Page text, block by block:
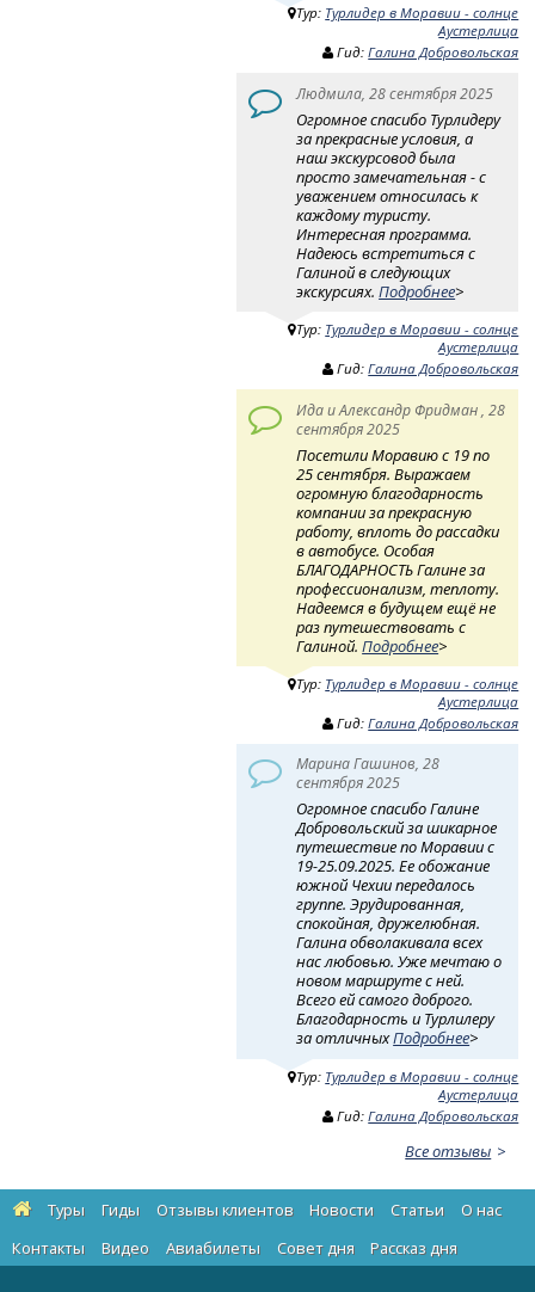
Тур: Турлидер в Моравии - солнце
Аустерлица
Гид:Галина Добровольская
Людмила, 28 сентября 2025
Огромное спасибо Турлидеру
за прекрасные условия, а
наш экскурсовод была
просто замечательная - с
уважением относилась к
каждому туристу.
Интересная программа.
Надеюсь встретиться с
Галиной в следующих
экскурсиях.Подробнее>
Тур: Турлидер в Моравии - солнце
Аустерлица
Гид:Галина Добровольская
Ида и Александр Фридман , 28
сентября 2025
Посетили Моравию с 19 по
25 сентября. Выражаем
огромную благодарность
компании за прекрасную
работу, вплоть до рассадки
в автобусе. Особая
БЛАГОДАРНОСТЬ Галине за
профессионализм, теплоту.
Надеемся в будущем ещё не
раз путешествовать с
Галиной.Подробнее>
Тур: Турлидер в Моравии - солнце
Аустерлица
Гид:Галина Добровольская
Марина Гашинов, 28
сентября 2025
Огромное спасибо Галине
Добровольский за шикарное
путешествие по Моравии с
19-25.09.2025. Ее обожание
южной Чехии передалось
группе. Эрудированная,
спокойная, дружелюбная.
Галина обволакивала всех
нас любовью. Уже мечтаю о
новом маршруте с ней.
Всего ей самого доброго.
Благодарность и Турлилеру
за отличныхПодробнее>
Тур: Турлидер в Моравии - солнце
Аустерлица
Гид:Галина Добровольская
Все отзывы
Туры Гиды Отзывы клиентов Новости Статьи
О нас
Контакты
Видео Авиабилеты Cовет дня Рассказ дня